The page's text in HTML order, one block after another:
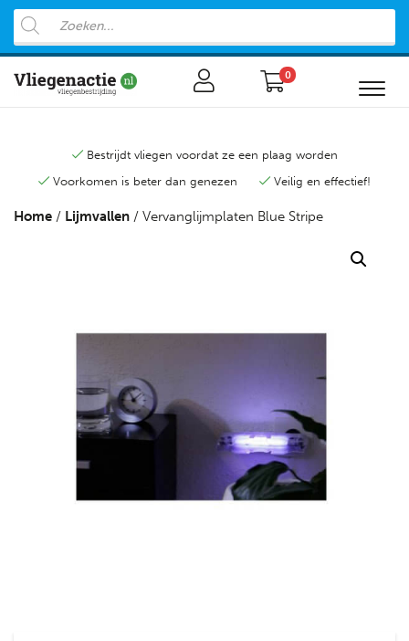
0
Bestrijdt vliegen voordat ze een plaag worden
Voorkomen is beter dan genezen
Veilig en effectief!
Home / Lijmvallen / Vervanglijmplaten Blue Stripe